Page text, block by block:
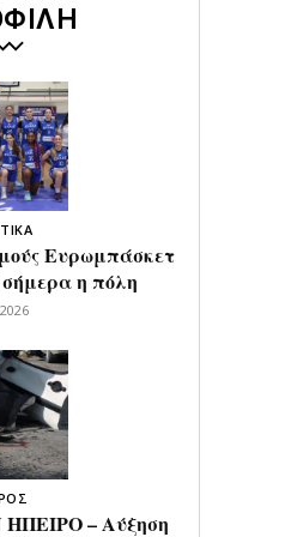
Ευρωμπάσκετ
η πόλη
– Αύξηση